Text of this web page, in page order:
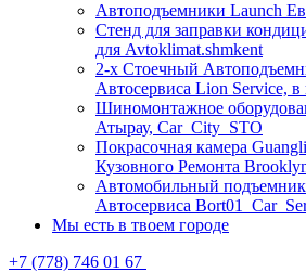
Автоподъемники Launch
Стенд для заправки
для Avtoklimat.shmkent
2-х Стоечный
Автосервиса Lion Service,
Шиномонтажное
Атырау, Car_City_STO
Покрасочная камера
Кузовного Ремонта
Автомобильный
Автосервиса
Мы есть в твоем городе
+7 (778) 746 01 67